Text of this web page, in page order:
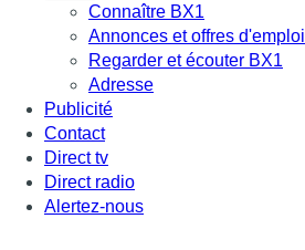
Connaître BX1
Annonces et offres d'emploi
Regarder et écouter BX1
Adresse
Publicité
Contact
Direct tv
Direct radio
Alertez-nous